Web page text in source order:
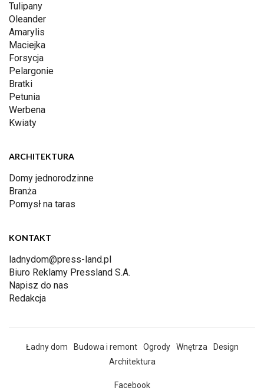
Tulipany
Oleander
Amarylis
Maciejka
Forsycja
Pelargonie
Bratki
Petunia
Werbena
Kwiaty
ARCHITEKTURA
Domy jednorodzinne
Branża
Pomysł na taras
KONTAKT
ladnydom@press-land.pl
Biuro Reklamy Pressland S.A.
Napisz do nas
Redakcja
Ładny dom Budowa i remont Ogrody Wnętrza
Design
Architektura
Facebook